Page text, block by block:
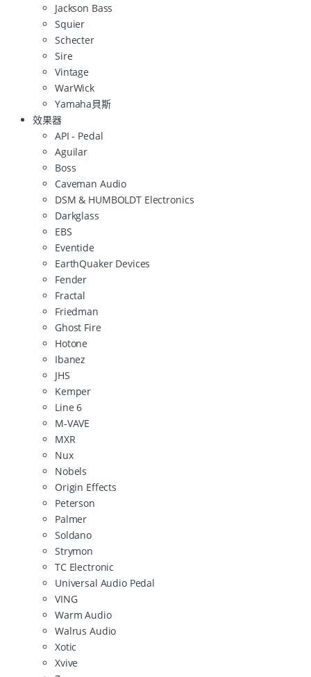
Jackson Bass
Squier
Schecter
Sire
Vintage
WarWick
Yamaha貝斯
效果器
API - Pedal
Aguilar
Boss
Caveman Audio
DSM & HUMBOLDT Electronics
Darkglass
EBS
Eventide
EarthQuaker Devices
Fender
Fractal
Friedman
Ghost Fire
Hotone
Ibanez
JHS
Kemper
Line 6
M-VAVE
MXR
Nux
Nobels
Origin Effects
Peterson
Palmer
Soldano
Strymon
TC Electronic
Universal Audio Pedal
VING
Warm Audio
Walrus Audio
Xotic
Xvive